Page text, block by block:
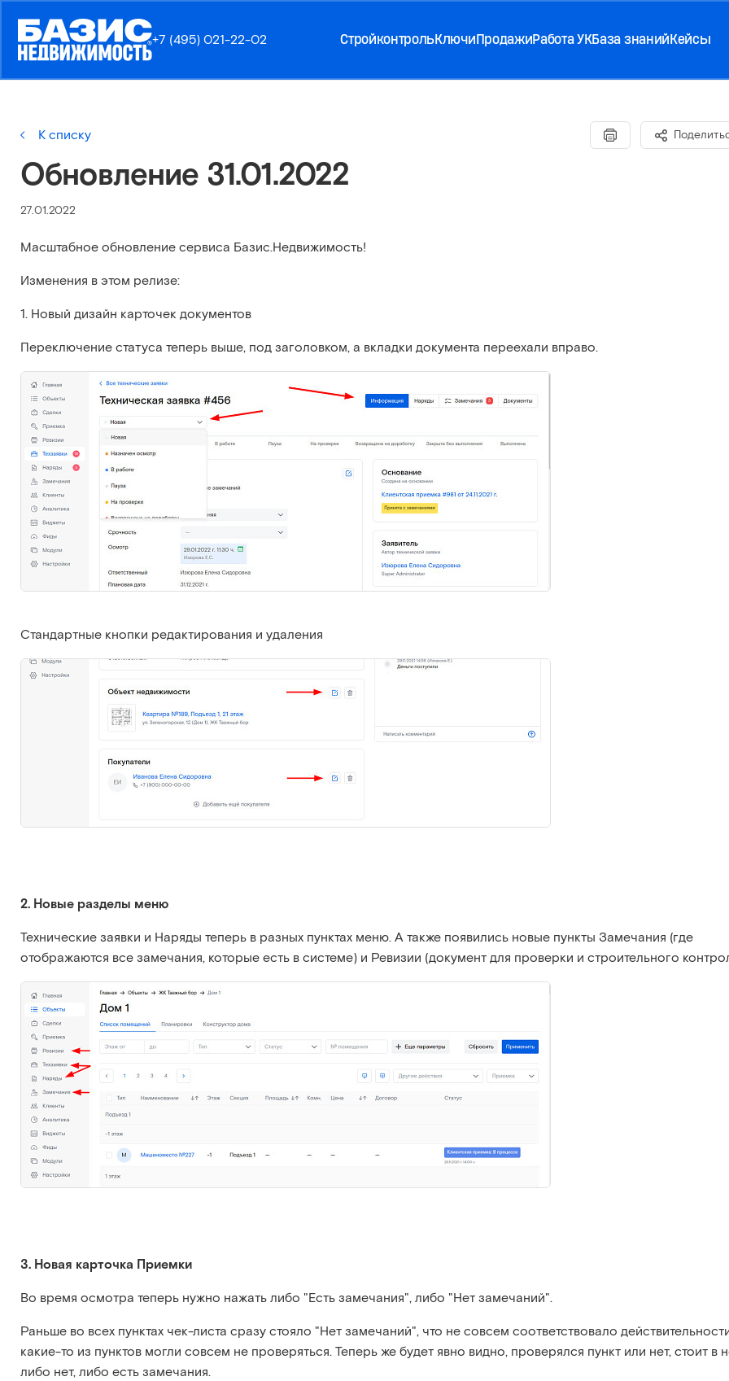
+7 (495) 021-22-02 СтройконтрольКлючи ПродажиРабота УКБаза знаний Кейсы
К списку
Обновление 31.01.2022
27.01.2022
Масштабное обновление сервиса Базис.Недвижимость!
Изменения в этом релизе:
1. Новый дизайн карточек документов
Переключение статуса теперь выше, под заголовком, а вкладки документа переехали вправо.
Стандартные кнопки редактирования и удаления
2. Новые разделы меню
Технические заявки и Наряды теперь в разных пунктах меню. А также появились новые пункты Замечания (где
отображаются все замечания, которые есть в системе) и Ревизии (документ для проверки и строительного
3. Новая карточка Приемки
Во время осмотра теперь нужно нажать либо "Есть замечания", либо "Нет замечаний".
Раньше во всех пунктах чек-листа сразу стояло "Нет замечаний", что не совсем соответствовало
какие-то из пунктов могли совсем не проверяться. Теперь же будет явно видно, проверялся пункт или нет, стоит в
либо нет, либо есть замечания.